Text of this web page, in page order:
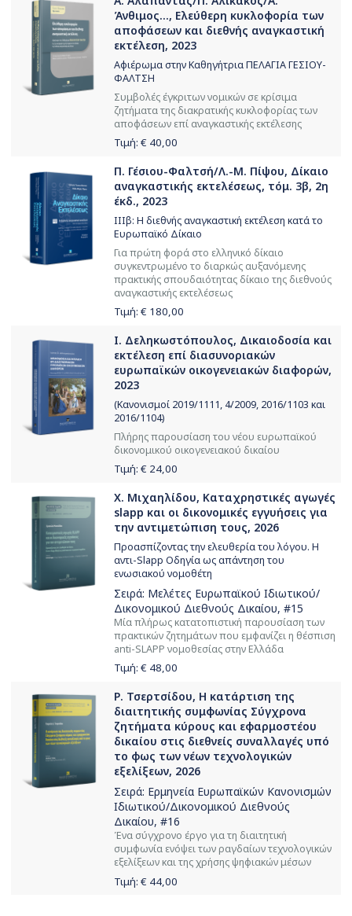
Άνθιμος..., Ελεύθερη κυκλοφορία των
αποφάσεων και διεθνής αναγκαστική
εκτέλεση, 2023
Αφιέρωμα στην Καθηγήτρια ΠΕΛΑΓΙΑ ΓΕΣΙΟΥ-
ΦΑΛΤΣΗ
Συμβολές έγκριτων νομικών σε κρίσιμα
ζητήματα της διακρατικής κυκλοφορίας των
αποφάσεων επί αναγκαστικής εκτέλεσης
Τιμή: € 40,00
Π. Γέσιου-Φαλτσή/Λ.-Μ. Πίψου, Δίκαιο
αναγκαστικής εκτελέσεως, τόμ. 3β, 2η
έκδ., 2023
ΙΙΙβ: Η διεθνής αναγκαστική εκτέλεση κατά το
Ευρωπαϊκό Δίκαιο
Για πρώτη φορά στο ελληνικό δίκαιο
συγκεντρωμένο το διαρκώς αυξανόμενης
πρακτικής σπουδαιότητας δίκαιο της διεθνούς
αναγκαστικής εκτελέσεως
Τιμή: € 180,00
Ι. Δεληκωστόπουλος, Δικαιοδοσία και
εκτέλεση επί διασυνοριακών
ευρωπαϊκών οικογενειακών διαφορών,
2023
(Κανονισμοί 2019/1111, 4/2009, 2016/1103 και
2016/1104)
Πλήρης παρουσίαση του νέου ευρωπαϊκού
δικονομικού οικογενειακού δικαίου
Τιμή: € 24,00
Χ. Μιχαηλίδου, Καταχρηστικές αγωγές
slapp και οι δικονομικές εγγυήσεις για
την αντιμετώπιση τους, 2026
Προασπίζοντας την ελευθερία του λόγου. Η
αντι-Slapp Οδηγία ως απάντηση του
ενωσιακού νομοθέτη
Σειρά: Μελέτες Ευρωπαϊκού Ιδιωτικού/
Δικονομικού Διεθνούς Δικαίου, #15
Μία πλήρως κατατοπιστική παρουσίαση των
πρακτικών ζητημάτων που εμφανίζει η θέσπιση
anti-SLAPΡ νομοθεσίας στην Ελλάδα
Τιμή: € 48,00
Ρ. Τσερτσίδου, Η κατάρτιση της
διαιτητικής συμφωνίας Σύγχρονα
ζητήματα κύρους και εφαρμοστέου
δικαίου στις διεθνείς συναλλαγές υπό
το φως των νέων τεχνολογικών
εξελίξεων, 2026
Σειρά: Ερμηνεία Ευρωπαϊκών Κανονισμών
Ιδιωτικού/Δικονομικού Διεθνούς
Δικαίου, #16
Ένα σύγχρονο έργο για τη διαιτητική
συμφωνία ενόψει των ραγδαίων τεχνολογικών
εξελίξεων και της χρήσης ψηφιακών μέσων
Τιμή: € 44,00